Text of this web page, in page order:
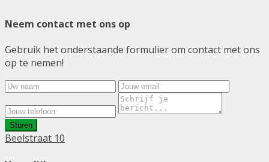
Neem contact met ons op
Gebruik het onderstaande formulier om contact met ons
op te nemen!
Sturen
Beelstraat 10